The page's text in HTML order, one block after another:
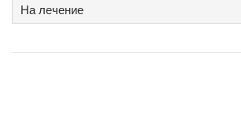
На лечение